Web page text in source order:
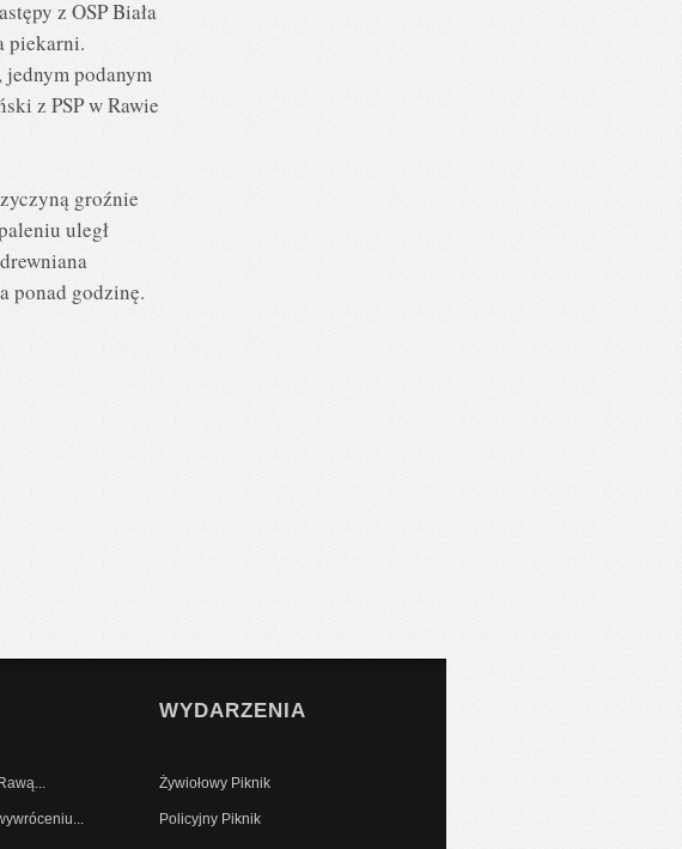
z OSP Biała
piekarni.
podanym
z PSP w Rawie
groźnie
uległ
ponad godzinę.
WYDARZENIA
Żywiołowy Piknik
Policyjny Piknik